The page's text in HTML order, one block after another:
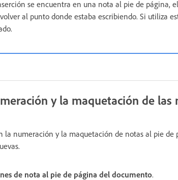
se encuentra en una nota al pie de página,
al punto donde estaba escribiendo. Si utiliza
y la maquetación de las
la numeración y la maquetación de notas al pie de
de nota al pie de página del documento.